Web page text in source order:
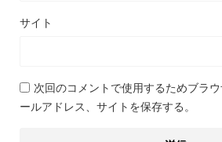
サイト
次回のコメントで使用するためブラ
ールアドレス、サイトを保存する。